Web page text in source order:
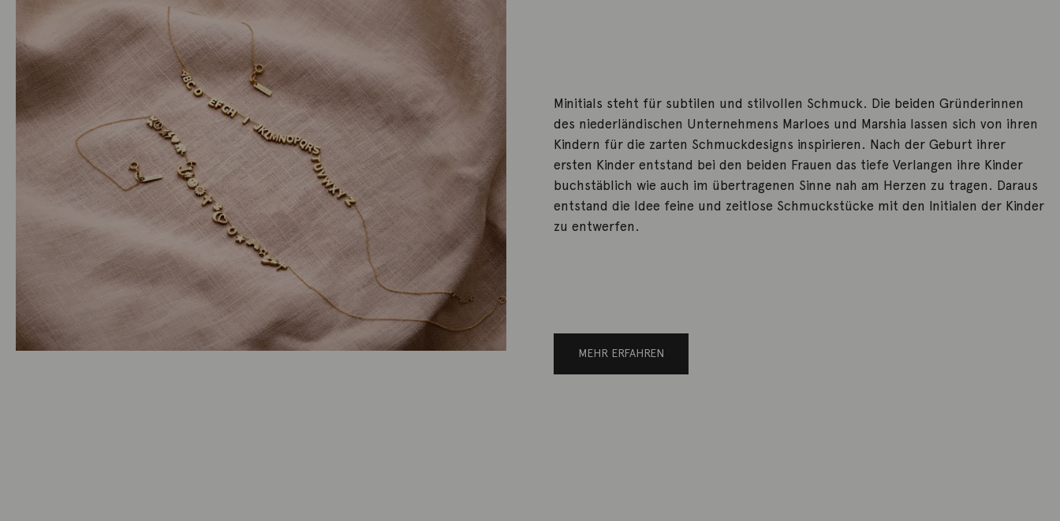
Minitials steht für subtilen und stilvollen Schmuck. Die beiden Gründerinnen
des niederländischen Unternehmens Marloes und Marshia lassen sich von ihren
Kindern für die zarten Schmuckdesigns inspirieren. Nach der Geburt ihrer
ersten Kinder entstand bei den beiden Frauen das tiefe Verlangen ihre Kinder
buchstäblich wie auch im übertragenen Sinne nah am Herzen zu tragen. Daraus
entstand die Idee feine und zeitlose Schmuckstücke mit den Initialen der Kinder
zu entwerfen.
MEHR ERFAHREN